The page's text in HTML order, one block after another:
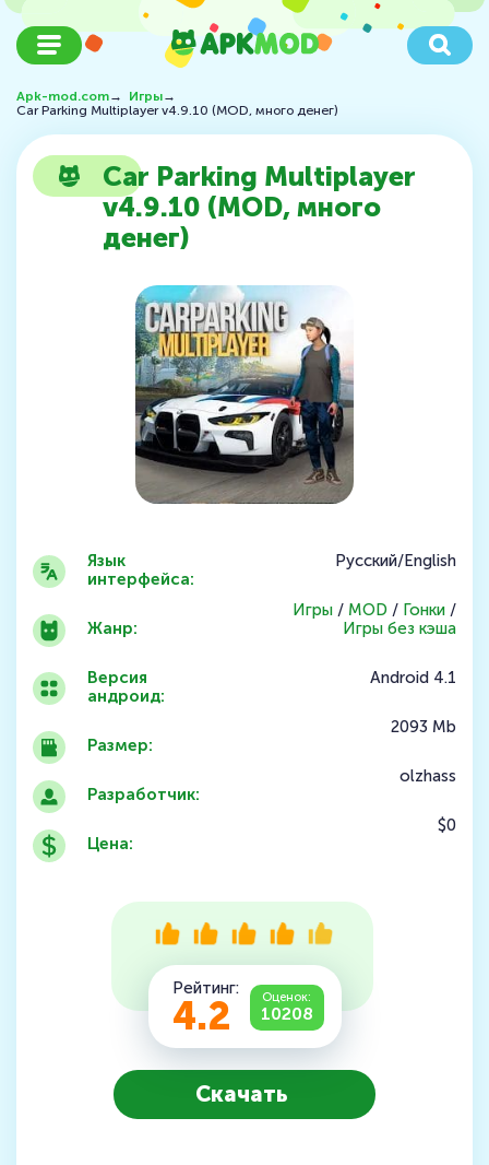
Apk-mod.com→ Игры→
Car Parking Multiplayer v4.9.10 (MOD, много денег)
Car Parking Multiplayer
v4.9.10 (MOD, много
денег)
Язык
интерфейса:
Жанр:
Версия
андроид:
Размер:
Разработчик:
Цена:
Русский/English
Игры / MOD / Гонки /
Игры без кэша
Android 4.1
2093 Mb
olzhass
$0
Рейтинг:
4.2 Оценок:
10208
Скачать